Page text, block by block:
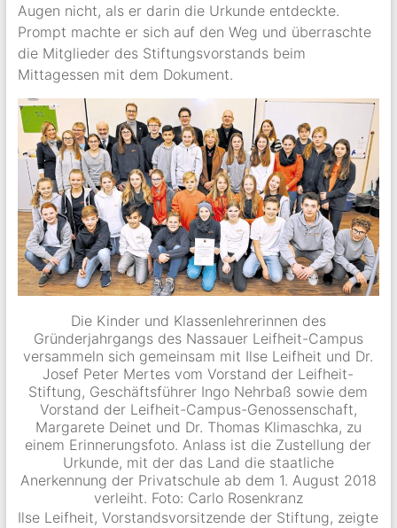
Augen nicht, als er darin die Urkunde entdeckte.
Prompt machte er sich auf den Weg und überraschte
die Mitglieder des Stiftungsvorstands beim
Mittagessen mit dem Dokument.
Die Kinder und Klassenlehrerinnen des
Gründerjahrgangs des Nassauer Leifheit-Campus
versammeln sich gemeinsam mit Ilse Leifheit und Dr.
Josef Peter Mertes vom Vorstand der Leifheit-
Stiftung, Geschäftsführer Ingo Nehrbaß sowie dem
Vorstand der Leifheit-Campus-Genossenschaft,
Margarete Deinet und Dr. Thomas Klimaschka, zu
einem Erinnerungsfoto. Anlass ist die Zustellung der
Urkunde, mit der das Land die staatliche
Anerkennung der Privatschule ab dem 1. August 2018
verleiht. Foto: Carlo Rosenkranz
Ilse Leifheit, Vorstandsvorsitzende der Stiftung, zeigte